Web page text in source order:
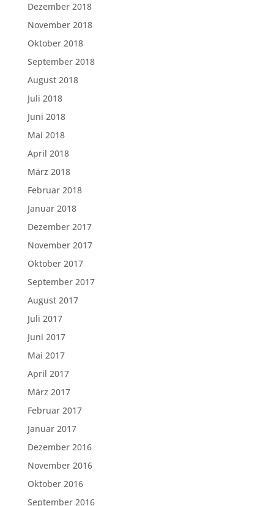
Dezember 2018
November 2018
Oktober 2018
September 2018
August 2018
Juli 2018
Juni 2018
Mai 2018
April 2018
März 2018
Februar 2018
Januar 2018
Dezember 2017
November 2017
Oktober 2017
September 2017
August 2017
Juli 2017
Juni 2017
Mai 2017
April 2017
März 2017
Februar 2017
Januar 2017
Dezember 2016
November 2016
Oktober 2016
September 2016